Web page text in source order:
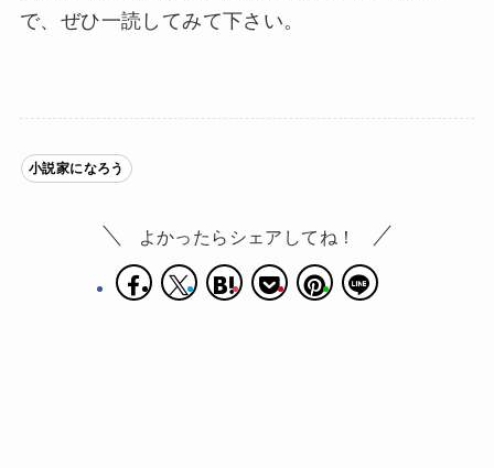
で、ぜひ一読してみて下さい。
小説家になろう
よかったらシェアしてね！